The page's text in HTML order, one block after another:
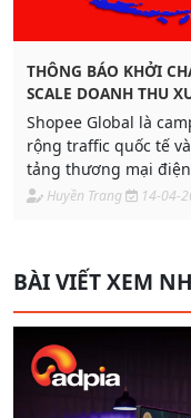
THÔNG BÁO KHỞI
SCALE DOANH THU
Shopee Global là
rộng traffic quốc tế
tảng thương mại
Huyền Trang 14-04-
BÀI VIẾT XEM